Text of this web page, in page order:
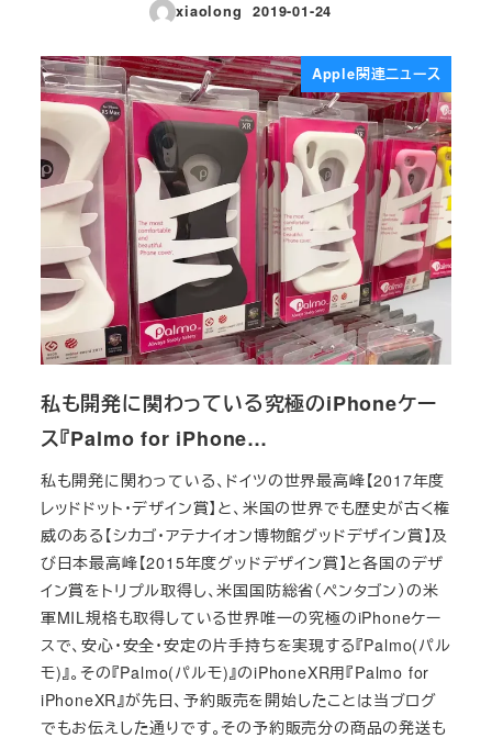
xiaolong
投稿日
2019-01-24
Apple関連ニュース
私も開発に関わっている究極のiPhoneケー
ス『Palmo for iPhone…
私も開発に関わっている、ドイツの世界最高峰【2017年度
レッドドット・デザイン賞】と、米国の世界でも歴史が古く権
威のある【シカゴ・アテナイオン博物館グッドデザイン賞】及
び日本最高峰【2015年度グッドデザイン賞】と各国のデザ
イン賞をトリプル取得し、米国国防総省（ペンタゴン）の米
軍MIL規格も取得している世界唯一の究極のiPhoneケー
スで、安心・安全・安定の片手持ちを実現する『Palmo(パル
モ)』。その『Palmo(パルモ)』のiPhoneXR用『Palmo for
iPhoneXR』が先日、予約販売を開始したことは当ブログ
でもお伝えした通りです。その予約販売分の商品の発送も